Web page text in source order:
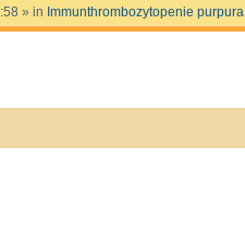
» in Immunthrombozytopenie purpura